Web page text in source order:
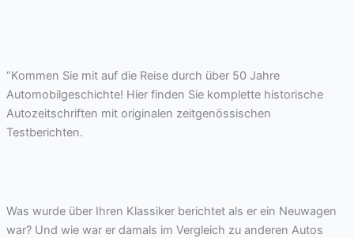
“Kommen Sie mit auf die Reise durch über 50 Jahre
Automobilgeschichte! Hier finden Sie komplette historische
Autozeitschriften mit originalen zeitgenössischen
Testberichten.
Was wurde über Ihren Klassiker berichtet als er ein Neuwagen
war? Und wie war er damals im Vergleich zu anderen Autos